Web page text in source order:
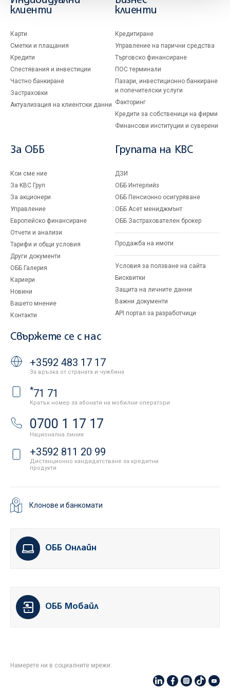
клиенти
Карти
Сметки и плащания
Кредити
Спестявания и инвестиции
Частно банкиране
Застраховки
Актуализация на клиентски данни
клиенти
Кредитиране
Управление на парични средства
Търговско финансиране
ПОС терминали
Пазари, инвестиционно банкиране
и попечителски услуги
Факторинг
Кредити за собственици на фирми
Финансови институции и суверени
За ОББ
Кои сме ние
За KBC Груп
За акционери
Управление
Европейско финансиране
Отчети и анализи
Тарифи и общи условия
Други документи
ОББ Галерия
Кариери
Новини
Вашето мнение
Контакти
Групата на KBC
ДЗИ
ОББ Интерлийз
ОББ Пенсионно осигуряване
ОББ Асет мениджмънт
ОББ Застрахователен брокер
Продажба на имоти
Условия за ползване на сайта
Бисквитки
Защита на личните данни
Важни документи
API портал за разработчици
Свържете се с нас
+3592 483 17 17
За връзка от страната и чужбина
*71 71
Кратък номер за абонати на мобилни оператори
0700 1 17 17
Национална линия
+3592 811 20 99
Дистанционно кандидатстване за кредитни
продукти
Клонове и банкомати
ОББ Онлайн
ОББ Мобайл
Намерете ни в социалните мрежи: